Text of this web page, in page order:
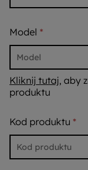
Model
Kliknij tutaj, aby
produktu
Kod produktu